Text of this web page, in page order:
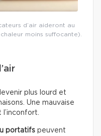
d’air aideront au
moins suffocante).
plus lourd et
Une mauvaise
portatifs peuvent